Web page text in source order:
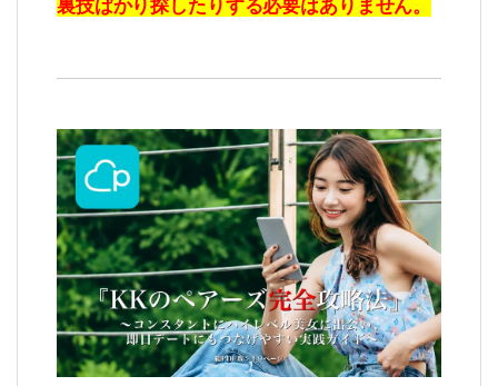
裏技ばかり探したりする必要はありません。